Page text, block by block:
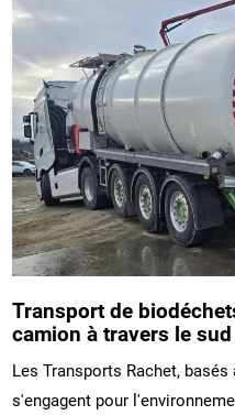
Transport de
camion à travers le
Les Transports Rachet, basés
s'engagent pour